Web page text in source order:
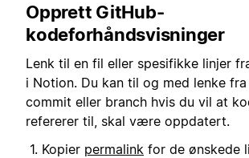
Opprett GitHub-
kodeforhåndsvisninger
Lenk til en fil eller spesifikke linjer
i Notion. Du kan til og med lenke
commit eller branch hvis du vil at
refererer til, skal være oppdatert.
Kopier permalink for de ønskede